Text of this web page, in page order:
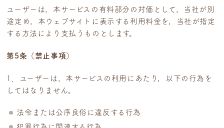
ユーザーは，本サービスの有料部分の対価として，当社が別
途定め，本ウェブサイトに表示する利用料金を，当社が指定
する方法により支払うものとします。
第5条（禁止事項）
1．ユーザーは，本サービスの利用にあたり，以下の行為を
してはなりません。
法令または公序良俗に違反する行為
犯罪行為に関連する行為